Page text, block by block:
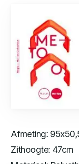
Afmeting:
Zithoogte: 47cm